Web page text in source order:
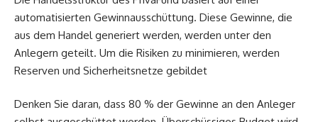
automatisierten Gewinnausschüttung. Diese Gewinne, die
aus dem Handel generiert werden, werden unter den
Anlegern geteilt. Um die Risiken zu minimieren, werden
Reserven und Sicherheitsnetze gebildet
Denken Sie daran, dass 80 % der Gewinne an den Anleger